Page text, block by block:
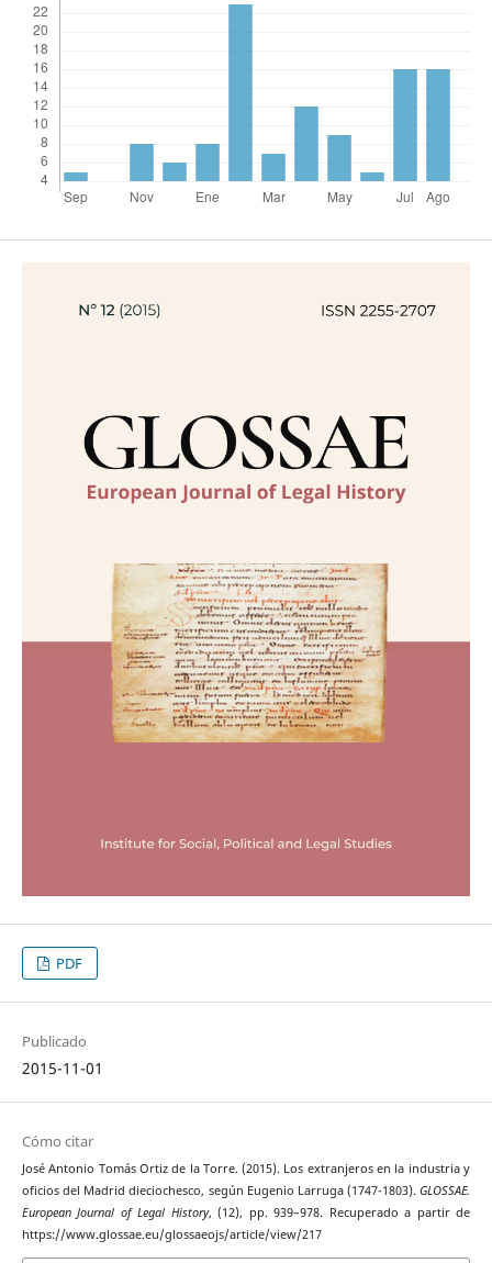
PDF
Publicado
2015-11-01
Cómo citar
José Antonio Tomás Ortiz de la Torre. (2015). Los extranjeros en la industria y
oficios del Madrid dieciochesco, según Eugenio Larruga (1747-1803).GLOSSAE.
European Journal of Legal History, (12), pp. 939–978. Recuperado a partir de
https://www.glossae.eu/glossaeojs/article/view/217